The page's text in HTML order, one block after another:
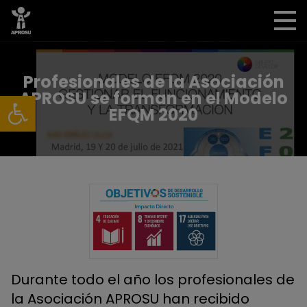
Abrir barra de herramientas
Profesionales de la Asociación
APROSU se forman en el Modelo
EFQM 2020
Durante todo el año los profesionales de
la Asociación APROSU han recibido